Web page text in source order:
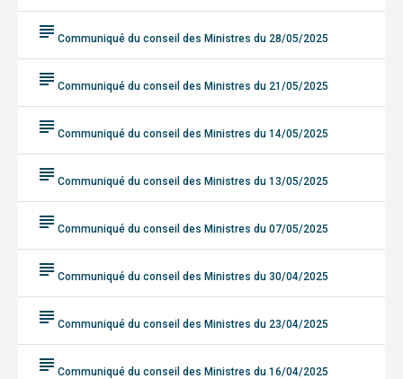
subject Communiqué du conseil des Ministres du 28/05/2025
subject Communiqué du conseil des Ministres du 21/05/2025
subject Communiqué du conseil des Ministres du 14/05/2025
subject Communiqué du conseil des Ministres du 13/05/2025
subject Communiqué du conseil des Ministres du 07/05/2025
subject Communiqué du conseil des Ministres du 30/04/2025
subject Communiqué du conseil des Ministres du 23/04/2025
subject Communiqué du conseil des Ministres du 16/04/2025